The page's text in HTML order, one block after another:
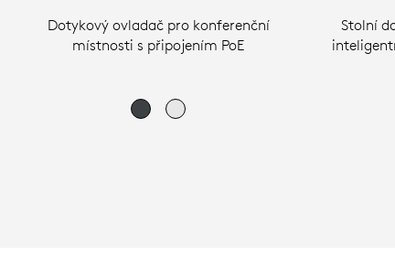
Dotykový ovladač pro konferenční
místnosti s připojením PoE
Stolní